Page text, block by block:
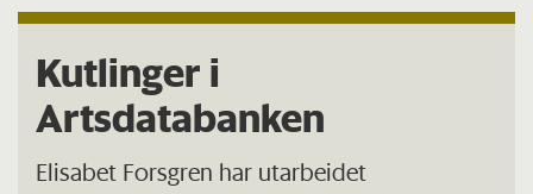
Kutlinger i
Artsdatabanken
Elisabet Forsgren har utarbeidet